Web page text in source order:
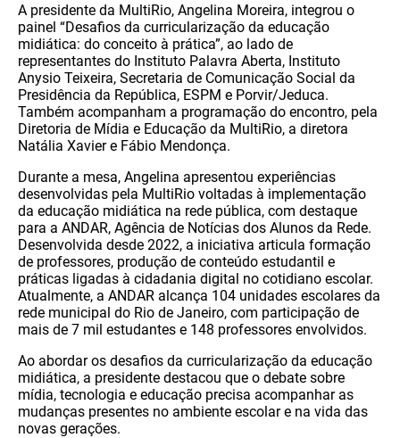
A presidente da MultiRio, Angelina Moreira, integrou o
painel “Desafios da curricularização da educação
midiática: do conceito à prática”, ao lado de
representantes do Instituto Palavra Aberta, Instituto
Anysio Teixeira, Secretaria de Comunicação Social da
Presidência da República, ESPM e Porvir/Jeduca.
Também acompanham a programação do encontro, pela
Diretoria de Mídia e Educação da MultiRio, a diretora
Natália Xavier e Fábio Mendonça.
Durante a mesa, Angelina apresentou experiências
desenvolvidas pela MultiRio voltadas à implementação
da educação midiática na rede pública, com destaque
para a ANDAR, Agência de Notícias dos Alunos da Rede.
Desenvolvida desde 2022, a iniciativa articula formação
de professores, produção de conteúdo estudantil e
práticas ligadas à cidadania digital no cotidiano escolar.
Atualmente, a ANDAR alcança 104 unidades escolares da
rede municipal do Rio de Janeiro, com participação de
mais de 7 mil estudantes e 148 professores envolvidos.
Ao abordar os desafios da curricularização da educação
midiática, a presidente destacou que o debate sobre
mídia, tecnologia e educação precisa acompanhar as
mudanças presentes no ambiente escolar e na vida das
novas gerações.